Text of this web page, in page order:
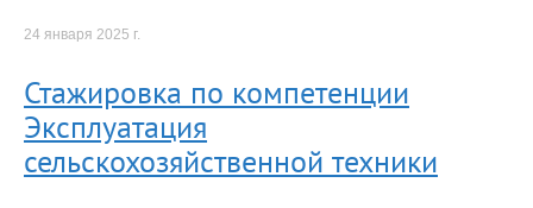
24 января 2025 г.
Стажировка по компетенции
Эксплуатация
сельскохозяйственной техники